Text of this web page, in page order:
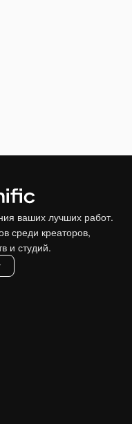
ваших лучших работ.
среди креаторов,
и студий.